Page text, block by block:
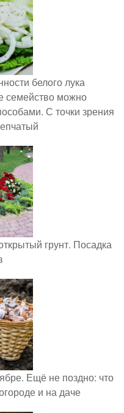
белого лука
семейство можно
С точки зрения
грунт. Посадка
Ещё не поздно: что
и на даче